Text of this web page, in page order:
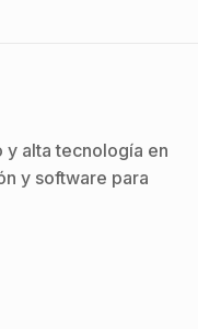
y alta tecnología en
y software para